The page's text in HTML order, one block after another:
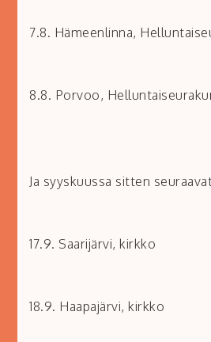
7.8. Hämeenlinna,
8.8. Porvoo,
Ja syyskuussa sitten
17.9. Saarijärvi, kirkko
18.9. Haapajärvi, kirkko